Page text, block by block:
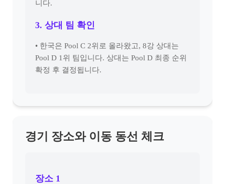
니다.
3. 상대 팀 확인
• 한국은 Pool C 2위로 올라왔고, 8강 상대는
Pool D 1위 팀입니다. 상대는 Pool D 최종 순위
확정 후 결정됩니다.
경기 장소와 이동 동선 체크
장소 1